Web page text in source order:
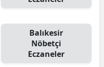
Balıkesir
Nöbetçi
Eczaneler